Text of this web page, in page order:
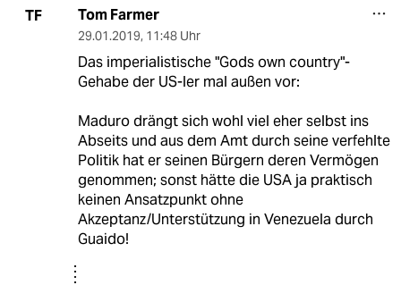
TF Tom Farmer
29.01.2019, 11:48 Uhr
Das imperialistische "Gods own country"-
Gehabe der US-ler mal außen vor:
Maduro drängt sich wohl viel eher selbst ins
Abseits und aus dem Amt durch seine verfehlte
Politik hat er seinen Bürgern deren Vermögen
genommen; sonst hätte die USA ja praktisch
keinen Ansatzpunkt ohne
Akzeptanz/Unterstützung in Venezuela durch
Guaido!